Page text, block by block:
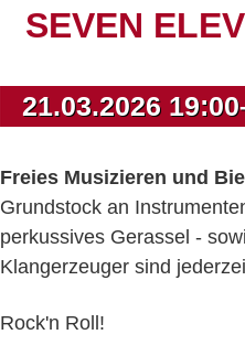
überspringen
SEVEN
21.03.2026
Freies Musizieren und
Grundstock an
perkussives Gerassel -
Klangerzeuger sind
Rock'n Roll!